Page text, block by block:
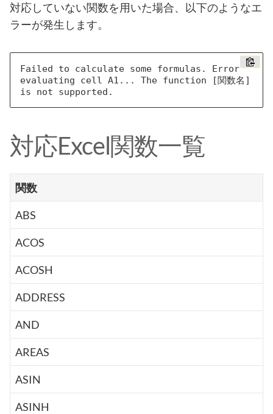
対応していない関数を用いた場合、以下のようなエ
ラーが発生します。
Failed to calculate some formulas. Error
evaluating cell A1... The function [関数名]
対応Excel関数一覧
関数
ABS
ACOS
ACOSH
ADDRESS
AND
AREAS
ASIN
ASINH